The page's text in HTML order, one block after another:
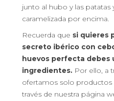
junto al hubo y las
caramelizada por encima.
Recuerda que si quieres
secreto ibérico con
huevos perfecta debes
ingredientes. Por ello, a
ofertamos solo productos
través de nuestra página